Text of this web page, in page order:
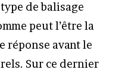
de balisage
peut l’être la
réponse avant le
Sur ce dernier